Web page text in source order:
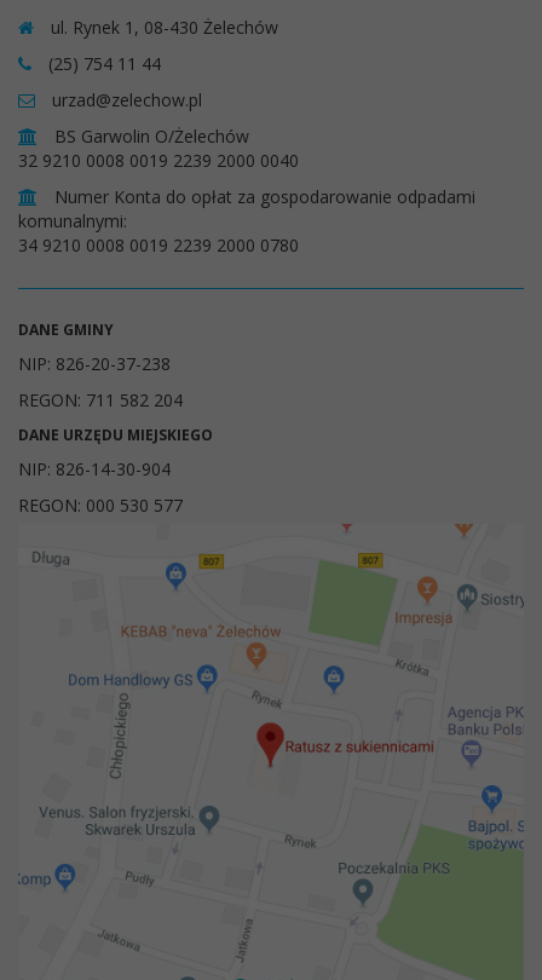
ul. Rynek 1, 08-430 Żelechów
(25) 754 11 44
urzad@zelechow.pl
BS Garwolin O/Żelechów
32 9210 0008 0019 2239 2000 0040
Numer Konta do opłat za gospodarowanie odpadami
komunalnymi:
34 9210 0008 0019 2239 2000 0780
DANE GMINY
NIP: 826-20-37-238
REGON: 711 582 204
DANE URZĘDU MIEJSKIEGO
NIP: 826-14-30-904
REGON: 000 530 577